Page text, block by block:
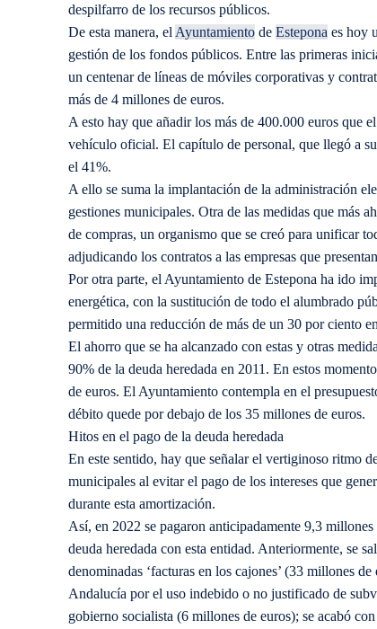
despilfarro de los recursos públicos.
De esta manera, el Ayuntamiento de Estepona es hoy
gestión de los fondos públicos. Entre las primeras
un centenar de líneas de móviles corporativas y
más de 4 millones de euros.
A esto hay que añadir los más de 400.000 euros que
vehículo oficial. El capítulo de personal, que llegó a
el 41%.
A ello se suma la implantación de la administración
gestiones municipales. Otra de las medidas que más
de compras, un organismo que se creó para unificar
adjudicando los contratos a las empresas que
Por otra parte, el Ayuntamiento de Estepona ha ido
energética, con la sustitución de todo el alumbrado
permitido una reducción de más de un 30 por ciento
El ahorro que se ha alcanzado con estas y otras
90% de la deuda heredada en 2011. En estos
de euros. El Ayuntamiento contempla en el
débito quede por debajo de los 35 millones de euros.
Hitos en el pago de la deuda heredada
En este sentido, hay que señalar el vertiginoso ritmo
municipales al evitar el pago de los intereses que
durante esta amortización.
Así, en 2022 se pagaron anticipadamente 9,3
deuda heredada con esta entidad. Anteriormente, se
denominadas ‘facturas en los cajones’ (33 millones
Andalucía por el uso indebido o no justificado de
gobierno socialista (6 millones de euros); se acabó